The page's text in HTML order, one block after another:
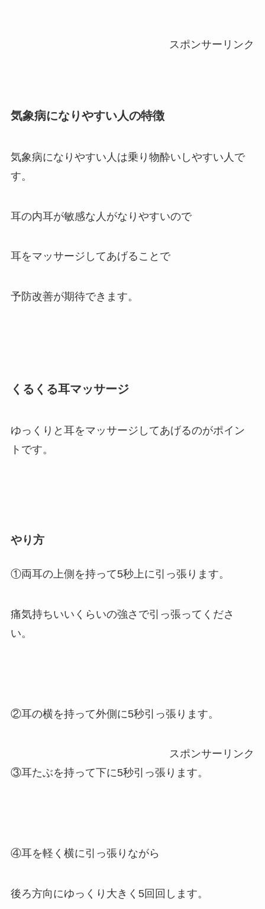
スポンサーリンク
気象病になりやすい人の特徴
気象病になりやすい人は乗り物酔いしやすい人で
す。
耳の内耳が敏感な人がなりやすいので
耳をマッサージしてあげることで
予防改善が期待できます。
くるくる耳マッサージ
ゆっくりと耳をマッサージしてあげるのがポイン
トです。
やり方
①両耳の上側を持って5秒上に引っ張ります。
痛気持ちいいくらいの強さで引っ張ってくださ
い。
②耳の横を持って外側に5秒引っ張ります。
スポンサーリンク
③耳たぶを持って下に5秒引っ張ります。
④耳を軽く横に引っ張りながら
後ろ方向にゆっくり大きく5回回します。